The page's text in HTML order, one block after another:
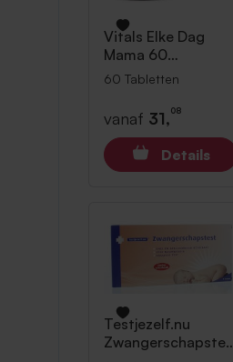
Vitals Elke Dag
Mama 60
Tabletten
60 Tabletten
vanaf 31,08
Details
Testjezelf.nu
Zwangerschapstes